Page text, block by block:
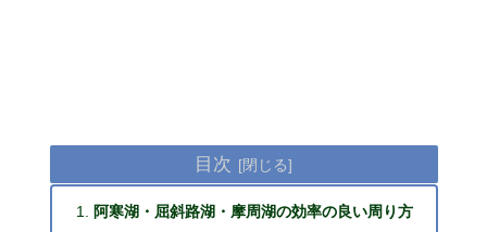
目次
阿寒湖・屈斜路湖・摩周湖の効率の良い周り方